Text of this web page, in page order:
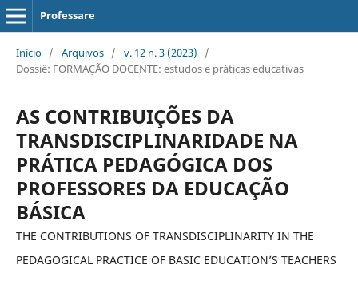
Professare
Início / Arquivos / v. 12 n. 3 (2023)
/
Dossiê: FORMAÇÃO DOCENTE: estudos e práticas educativas
AS CONTRIBUIÇÕES DA
TRANSDISCIPLINARIDADE NA
PRÁTICA PEDAGÓGICA DOS
PROFESSORES DA EDUCAÇÃO
BÁSICA
THE CONTRIBUTIONS OF TRANSDISCIPLINARITY IN THE
PEDAGOGICAL PRACTICE OF BASIC EDUCATION’S TEACHERS